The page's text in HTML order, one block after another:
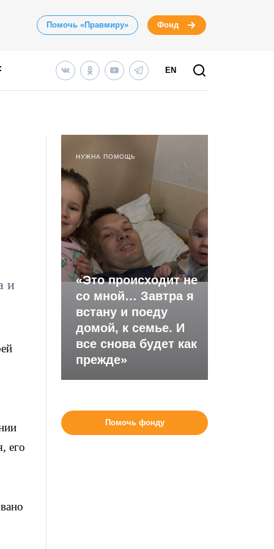
Помочь «Правмиру» Фонд
EN
и
его
НУЖНА ПОМОЩЬ
«Это происходит не
со мной… Завтра я
встану и поеду
домой, к семье. И
все снова будет как
прежде»
Помочь фонду